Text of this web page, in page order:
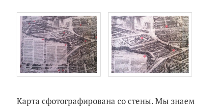
Карта сфотографирована со стены. Мы знаем